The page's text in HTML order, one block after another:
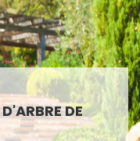
DE